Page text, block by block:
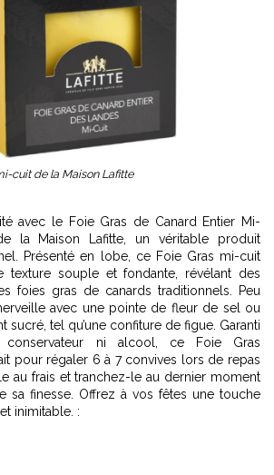
cuit de la Maison Lafitte
avec le Foie Gras de Canard Entier Mi-
la Maison Lafitte, un véritable produit
Présenté en lobe, ce Foie Gras mi-cuit
texture souple et fondante, révélant des
foies gras de canards traditionnels. Peu
avec une pointe de fleur de sel ou
sucré, tel qu’une confiture de figue. Garanti
conservateur ni alcool, ce Foie Gras
pour régaler 6 à 7 convives lors de repas
au frais et tranchez-le au dernier moment
sa finesse. Offrez à vos fêtes une touche
inimitable. :